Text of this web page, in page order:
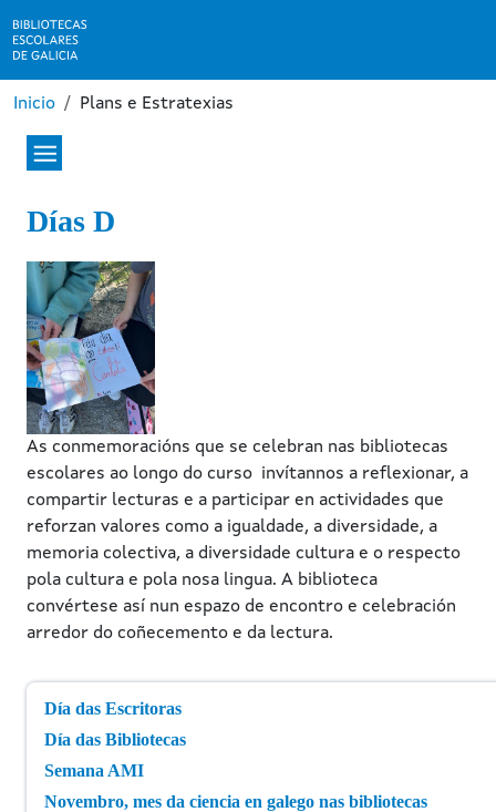
Miga de pan
Inicio Plans e Estratexias
Días D
Image
As conmemoracións que se celebran nas bibliotecas
escolares ao longo do curso invítannos a reflexionar, a
compartir lecturas e a participar en actividades que
reforzan valores como a igualdade, a diversidade, a
memoria colectiva, a diversidade cultura e o respecto
pola cultura e pola nosa lingua. A biblioteca
convértese así nun espazo de encontro e celebración
arredor do coñecemento e da lectura.
Main navigation
Día das Escritoras
Día das Bibliotecas
Semana AMI
Novembro, mes da ciencia en galego nas bibliotecas